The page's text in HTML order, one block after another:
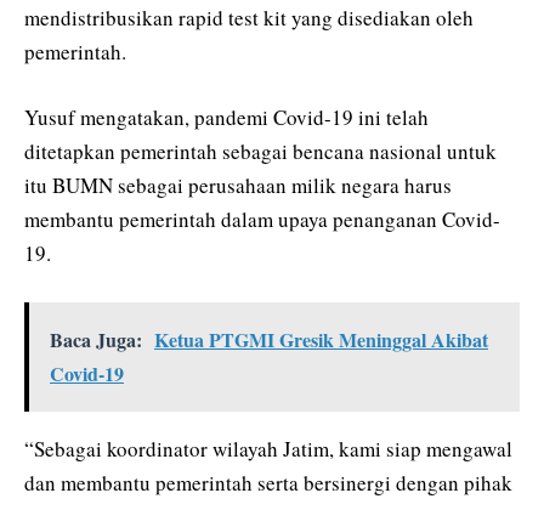
mendistribusikan rapid test kit yang disediakan oleh
pemerintah.
Yusuf mengatakan, pandemi Covid-19 ini telah
ditetapkan pemerintah sebagai bencana nasional untuk
itu BUMN sebagai perusahaan milik negara harus
membantu pemerintah dalam upaya penanganan Covid-
19.
Baca Juga: Ketua PTGMI Gresik Meninggal Akibat
Covid-19
“Sebagai koordinator wilayah Jatim, kami siap mengawal
dan membantu pemerintah serta bersinergi dengan pihak